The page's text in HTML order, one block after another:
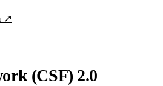
↗
(CSF) 2.0